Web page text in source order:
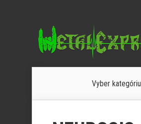
Vyber kategóriu